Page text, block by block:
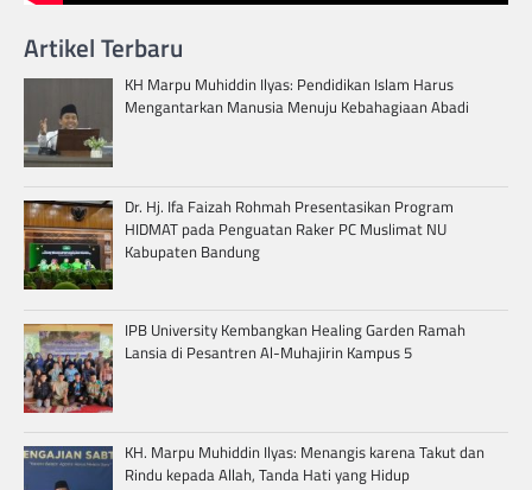
Artikel Terbaru
KH Marpu Muhiddin Ilyas: Pendidikan Islam Harus
Mengantarkan Manusia Menuju Kebahagiaan Abadi
Dr. Hj. Ifa Faizah Rohmah Presentasikan Program
HIDMAT pada Penguatan Raker PC Muslimat NU
Kabupaten Bandung
IPB University Kembangkan Healing Garden Ramah
Lansia di Pesantren Al-Muhajirin Kampus 5
KH. Marpu Muhiddin Ilyas: Menangis karena Takut dan
Rindu kepada Allah, Tanda Hati yang Hidup